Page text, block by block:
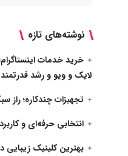
نوشته‌های تازه
خرید خدمات
لایک و ویو و رشد
تجهیزات چندکاره؛
انتخابی حرفه‌ای و
بهترین کلینیک زیبایی